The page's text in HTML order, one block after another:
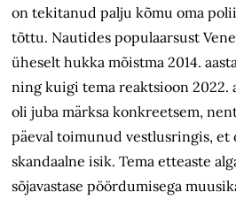
on tekitanud palju kõmu oma
tõttu. Nautides populaarsust
üheselt hukka mõistma 2014.
ning kuigi tema reaktsioon 2022.
oli juba märksa konkreetsem,
päeval toimunud vestlusringis, et
skandaalne isik. Tema etteaste
sõjavastase pöördumisega